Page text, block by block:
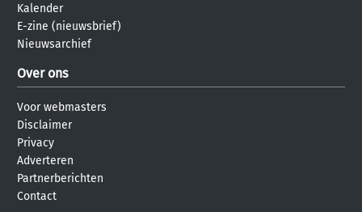
Kalender
E-zine (nieuwsbrief)
Nieuwsarchief
Over ons
Voor webmasters
Disclaimer
Privacy
Adverteren
Partnerberichten
Contact